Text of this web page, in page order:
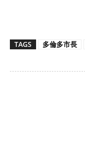
TAGS 多倫多市長